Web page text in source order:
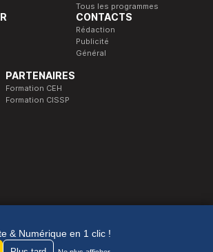
Tous les programmes
CONTACTS
Rédaction
Publicité
Général
PARTENAIRES
Formation CEH
Formation CISSP
Télé Satellite et Numérique.
& Numérique en 1 clic !